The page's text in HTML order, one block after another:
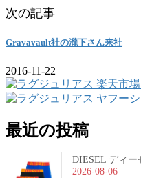
次の記事
Gravavault社の瀧下さん来社
2016-11-22
最近の投稿
DIESEL ディー
2026-08-06